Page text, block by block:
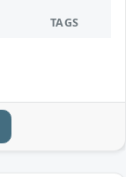
TAGS